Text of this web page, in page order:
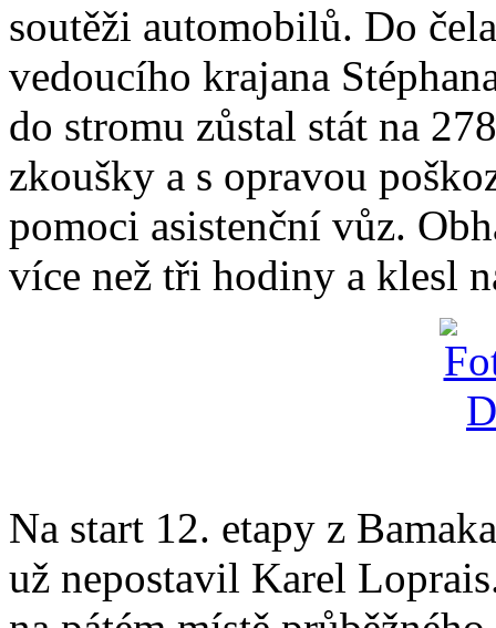
soutěži automobilů. Do
vedoucího krajana
do stromu zůstal stát na
zkoušky a s opravou
pomoci asistenční vůz.
více než tři hodiny a klesl
Na start 12. etapy z
už nepostavil Karel